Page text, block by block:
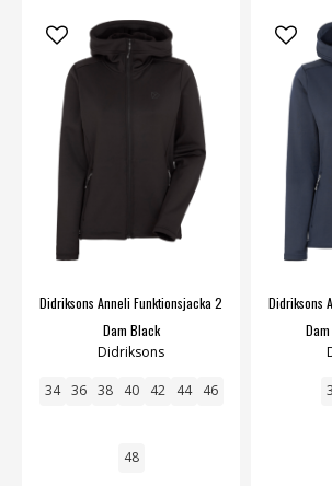
Didriksons Anneli Funktionsjacka 2
Dam Black
Didriksons
34 36 38 40 42 44 46
48
Didriksons